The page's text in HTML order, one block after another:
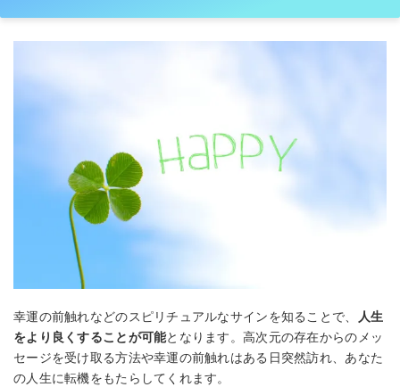
幸運の前触れなどのスピリチュアルなサインを知ることで、
人生
をより良くすることが可能となります。高次元の存在からのメッ
セージを受け取る方法や幸運の前触れはある日突然訪れ、あなた
の人生に転機をもたらしてくれます。